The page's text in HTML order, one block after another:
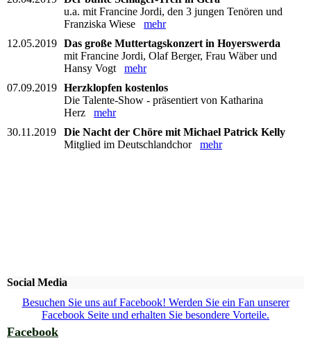
u.a. mit Francine Jordi, den 3 jungen Tenören und
Franziska Wiese mehr
12.05.2019 Das große Muttertagskonzert in Hoyerswerda
mit Francine Jordi, Olaf Berger, Frau Wäber und
Hansy Vogt mehr
07.09.2019 Herzklopfen kostenlos
Die Talente-Show - präsentiert von Katharina
Herz mehr
30.11.2019
Die Nacht der Chöre mit Michael Patrick Kelly
Mitglied im Deutschlandchor mehr
Social Media
Besuchen Sie uns auf Facebook! Werden Sie ein Fan unserer
Facebook Seite und erhalten Sie besondere Vorteile.
Facebook